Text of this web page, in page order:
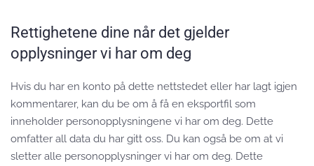
Rettighetene dine når det gjelder
opplysninger vi har om deg
Hvis du har en konto på dette nettstedet eller har lagt igjen
kommentarer, kan du be om å få en eksportfil som
inneholder personopplysningene vi har om deg. Dette
omfatter all data du har gitt oss. Du kan også be om at vi
sletter alle personopplysninger vi har om deg. Dette